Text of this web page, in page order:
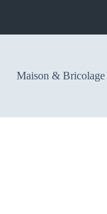
Maison & Bricolage